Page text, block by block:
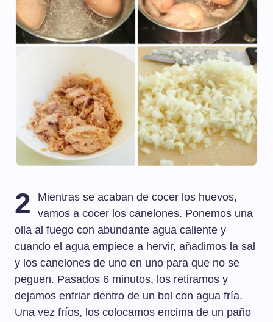
2
Mientras se acaban de cocer los huevos,
vamos a cocer los canelones. Ponemos una
olla al fuego con abundante agua caliente y
cuando el agua empiece a hervir, añadimos la sal
y los canelones de uno en uno para que no se
peguen. Pasados 6 minutos, los retiramos y
dejamos enfriar dentro de un bol con agua fría.
Una vez fríos, los colocamos encima de un paño